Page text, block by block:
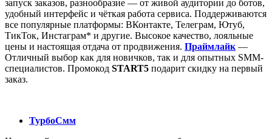
запуск заказов, разнообразие — от живой аудитории до ботов,
удобный интерфейс и чёткая работа сервиса. Поддерживаются
все популярные платформы: ВКонтакте, Телеграм, Ютуб,
ТикТок, Инстаграм* и другие. Высокое качество, лояльные
цены и настоящая отдача от продвижения. Праймлайк—
Отличный выбор как для новичков, так и для опытных SMM-
специалистов. Промокод START5 подарит скидку на первый
заказ.
ТурбоСмм